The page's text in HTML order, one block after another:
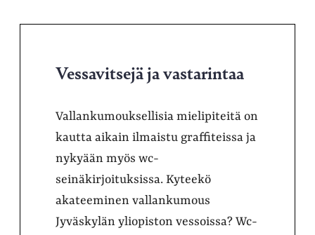
Vessavitsejä ja vastarintaa
Vallankumouksellisia mielipiteitä on
kautta aikain ilmaistu graffiteissa ja
nykyään myös wc-
seinäkirjoituksissa. Kyteekö
akateeminen vallankumous
Jyväskylän yliopiston vessoissa? Wc-